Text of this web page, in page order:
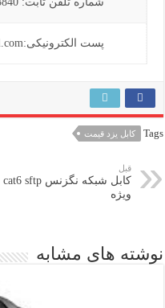
پست الکترونیکی:aradcable@gmail.com
Tags کابل یزد قیمت
قبل
ویژه
نوشته های مشابه